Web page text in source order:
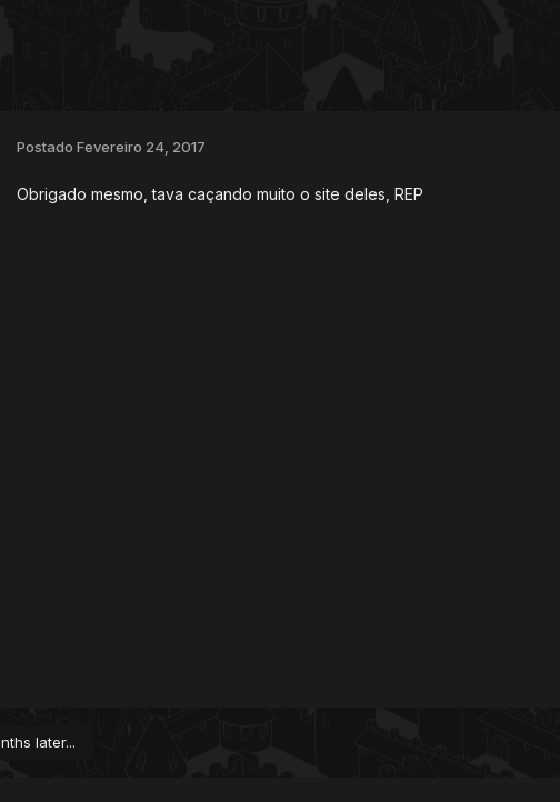
Postado Fevereiro 24, 2017
Obrigado mesmo, tava caçando muito o site deles, REP
later...